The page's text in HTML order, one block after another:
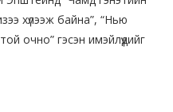
хүлээж байна”, “Нью
очно” гэсэн имэйлүүдийг